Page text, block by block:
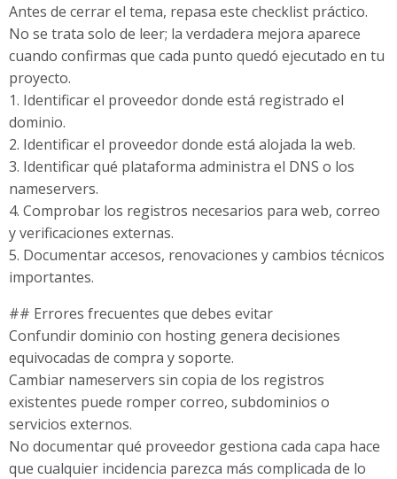
Antes de cerrar el tema, repasa este checklist práctico.
No se trata solo de leer; la verdadera mejora aparece
cuando confirmas que cada punto quedó ejecutado en tu
proyecto.
1. Identificar el proveedor donde está registrado el
dominio.
2. Identificar el proveedor donde está alojada la web.
3. Identificar qué plataforma administra el DNS o los
nameservers.
4. Comprobar los registros necesarios para web, correo
y verificaciones externas.
5. Documentar accesos, renovaciones y cambios técnicos
importantes.
## Errores frecuentes que debes evitar
Confundir dominio con hosting genera decisiones
equivocadas de compra y soporte.
Cambiar nameservers sin copia de los registros
existentes puede romper correo, subdominios o
servicios externos.
No documentar qué proveedor gestiona cada capa hace
que cualquier incidencia parezca más complicada de lo